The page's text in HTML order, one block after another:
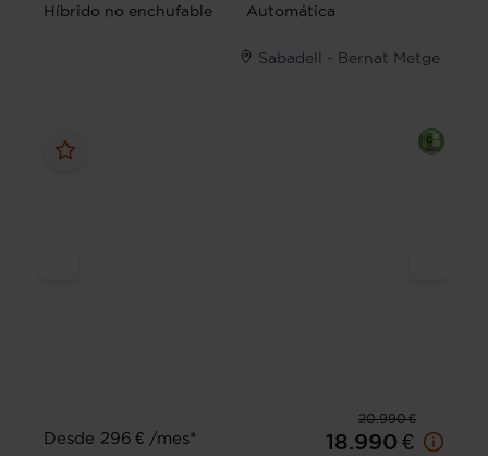
Híbrido no enchufable
Automática
Sabadell - Bernat Metge
20.990 €
Desde 296 € /mes*
18.990 €